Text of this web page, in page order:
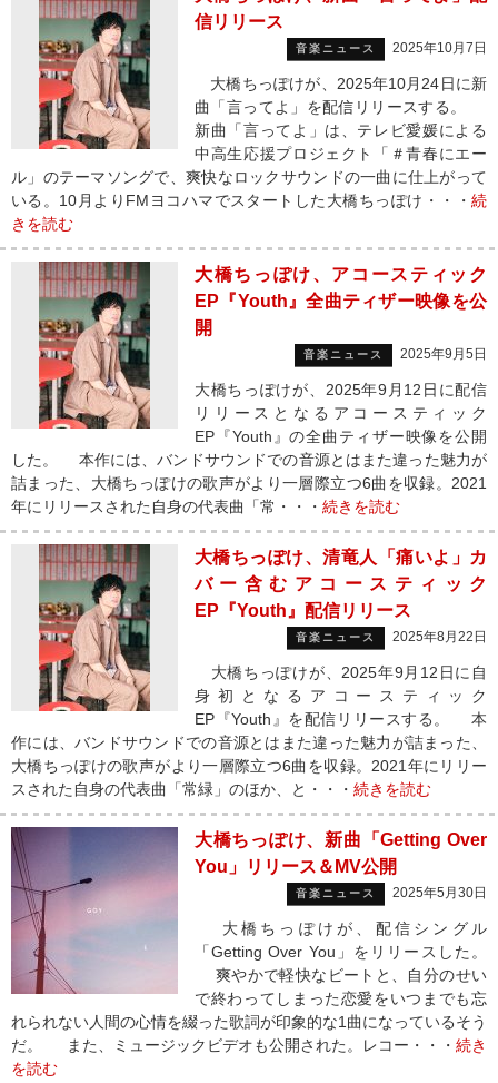
信リリース
音楽ニュース 2025年10月7日
大橋ちっぽけが、2025年10月24日に新
曲「言ってよ」を配信リリースする。
新曲「言ってよ」は、テレビ愛媛による
中高生応援プロジェクト「＃青春にエー
ル」のテーマソングで、爽快なロックサウンドの一曲に仕上がって
いる。10月よりFMヨコハマでスタートした大橋ちっぽけ・・・ 続
きを読む
大橋ちっぽけ、アコースティック
EP『Youth』全曲ティザー映像を公
開
音楽ニュース 2025年9月5日
大橋ちっぽけが、2025年9月12日に配信
リリースとなるアコースティック
EP『Youth』の全曲ティザー映像を公開
した。 本作には、バンドサウンドでの音源とはまた違った魅力が
詰まった、大橋ちっぽけの歌声がより一層際立つ6曲を収録。2021
年にリリースされた自身の代表曲「常・・・ 続きを読む
大橋ちっぽけ、清竜人「痛いよ」カ
バー含むアコースティック
EP『Youth』配信リリース
音楽ニュース 2025年8月22日
大橋ちっぽけが、2025年9月12日に自
身初となるアコースティック
EP『Youth』を配信リリースする。 本
作には、バンドサウンドでの音源とはまた違った魅力が詰まった、
大橋ちっぽけの歌声がより一層際立つ6曲を収録。2021年にリリー
スされた自身の代表曲「常緑」のほか、と・・・ 続きを読む
大橋ちっぽけ、新曲「Getting Over
You」リリース＆MV公開
音楽ニュース 2025年5月30日
大橋ちっぽけが、配信シングル
「Getting Over You」をリリースした。
爽やかで軽快なビートと、自分のせい
で終わってしまった恋愛をいつまでも忘
れられない人間の心情を綴った歌詞が印象的な1曲になっているそう
だ。 また、ミュージックビデオも公開された。レコー・・・ 続き
を読む